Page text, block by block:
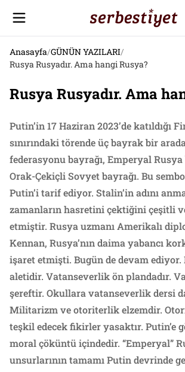
Anasayfa/GÜNÜN YAZILARI/
Rusya Rusyadır. Ama hangi Rusya?
Rusya Rusyadır. Ama
Putin’in 17 Haziran 2023’de katıldığı
sınırındaki törende üç bayrak bir
federasyonu bayrağı, Emperyal Rusya
Orak-Çekiçli Sovyet bayrağı. Bu
Putin’i tarif ediyor. Stalin’in adını
zamanların hasretini çektiğini çeşitli
etmiştir. Rusya uzmanı Amerikalı
Kennan, Rusya’nın daima yabancı
işaret etmişti. Bugün de devam
aletidir. Vatanseverlik ön plandadır.
şereftir. Okullara vatanseverlik dersi
Militarizm ve otoriterlik elzemdir.
teşkil edecek fikirler yasaktır. Putin’e
moral çöküntü içindedir. “Emperyal”
unsurlarının tamamı Putin devrinde